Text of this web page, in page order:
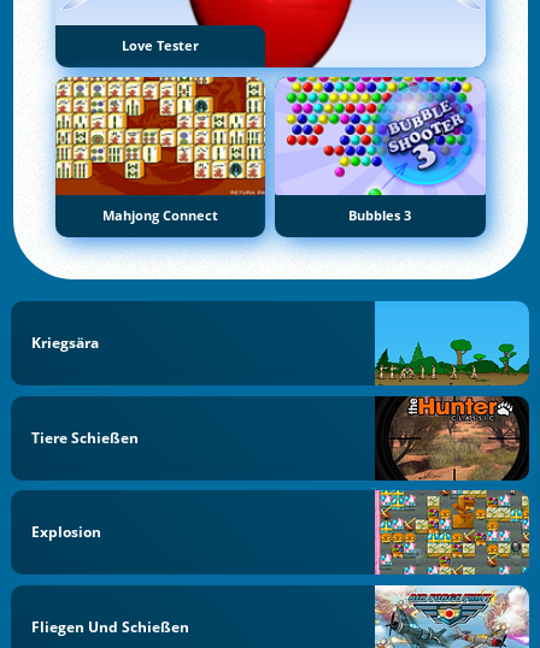
Love Tester
Mahjong Connect Bubbles 3
Kriegsära
Tiere Schießen
Explosion
Fliegen Und Schießen